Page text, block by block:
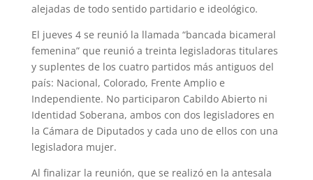
alejadas de todo sentido partidario e ideológico.
El jueves 4 se reunió la llamada “bancada bicameral
femenina” que reunió a treinta legisladoras titulares
y suplentes de los cuatro partidos más antiguos del
país: Nacional, Colorado, Frente Amplio e
Independiente. No participaron Cabildo Abierto ni
Identidad Soberana, ambos con dos legisladores en
la Cámara de Diputados y cada uno de ellos con una
legisladora mujer.
Al finalizar la reunión, que se realizó en la antesala